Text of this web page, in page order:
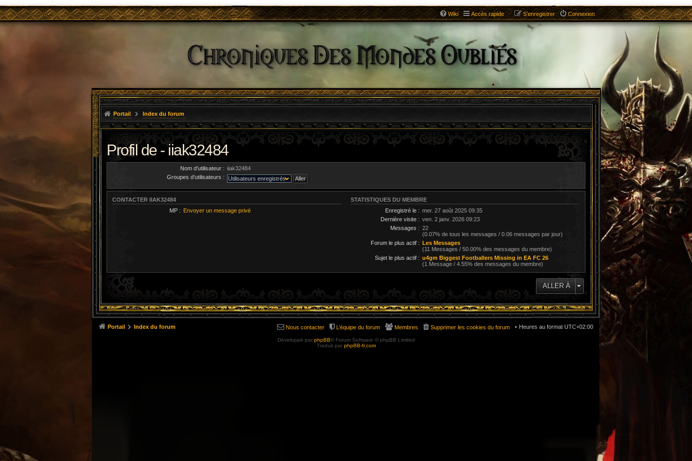
Wiki Accès rapide Connexion
S’enregistrer
Portail Index du forum
Profil de - iiak32484
Nom d’utilisateur : iiak32484
Groupes d’utilisateurs :
CONTACTER IIAK32484
MP : Envoyer un message privé
STATISTIQUES DU MEMBRE
Enregistré le : mer. 27 août 2025 09:35
Dernière visite : ven. 2 janv. 2026 09:23
Messages : 22
(0.07% de tous les messages / 0.06 messages par jour)
Forum le plus actif : Les Messages
(11 Messages / 50.00% des messages du membre)
Sujet le plus actif : u4gm Biggest Footballers Missing in EA FC 26
(1 Message / 4.55% des messages du membre)
ALLER À
Portail Index du forum Heures au format UTC+02:00
Supprimer les cookies du forum
Membres
L’équipe du forum
Nous contacter
Développé par phpBB® Forum Software © phpBB Limited
Traduit par phpBB-fr.com